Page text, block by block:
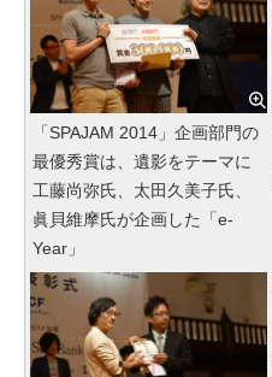
「SPAJAM 2014」企画部門の
最優秀賞は、遺影をテーマに
工藤尚弥氏、太田久美子氏、
眞貝維摩氏が企画した「e-
Year」